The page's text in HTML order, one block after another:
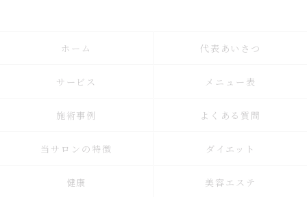
ホーム 代表あいさつ
サービス メニュー表
施術事例 よくある質問
当サロンの特徴 ダイエット
健康 美容エステ